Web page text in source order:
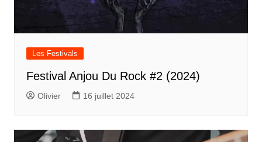
Les Festivals
Festival Anjou Du Rock #2 (2024)
Olivier 16 juillet 2024